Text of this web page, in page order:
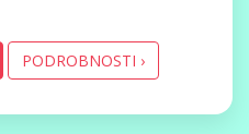
PODROBNOSTI ›